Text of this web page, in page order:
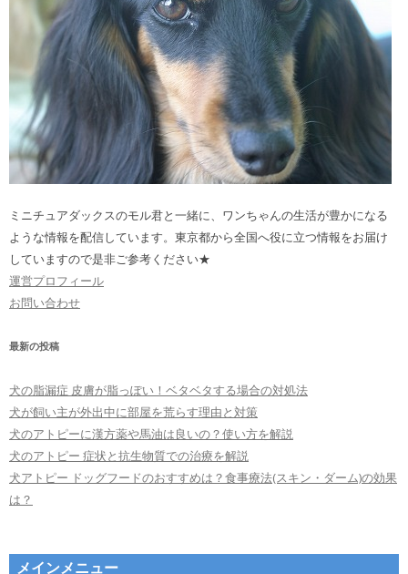
ミニチュアダックスのモル君と一緒に、ワンちゃんの生活が豊かになる
ような情報を配信しています。東京都から全国へ役に立つ情報をお届け
していますので是非ご参考ください★
運営プロフィール
お問い合わせ
最新の投稿
犬の脂漏症 皮膚が脂っぽい！ベタベタする場合の対処法
犬が飼い主が外出中に部屋を荒らす理由と対策
犬のアトピーに漢方薬や馬油は良いの？使い方を解説
犬のアトピー 症状と抗生物質での治療を解説
犬アトピー ドッグフードのおすすめは？食事療法(スキン・ダーム)の効果
は？
メインメニュー